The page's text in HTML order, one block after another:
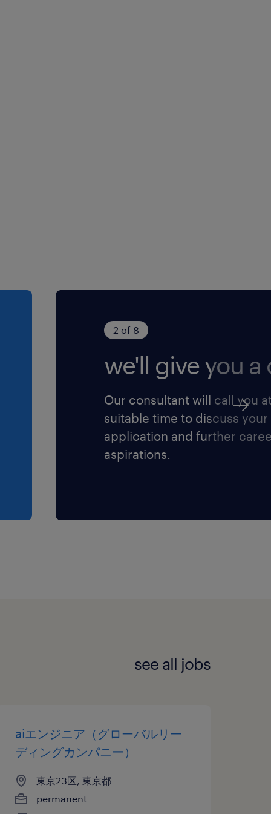
ん) ・Python言語
2 of 8
we'll give you a
Our consultant will call you
suitable time to discuss your
application and further
aspirations.
see all jobs
aiエンジニア（グローバルリー
ディングカンパニー）
東京23区, 東京都
permanent